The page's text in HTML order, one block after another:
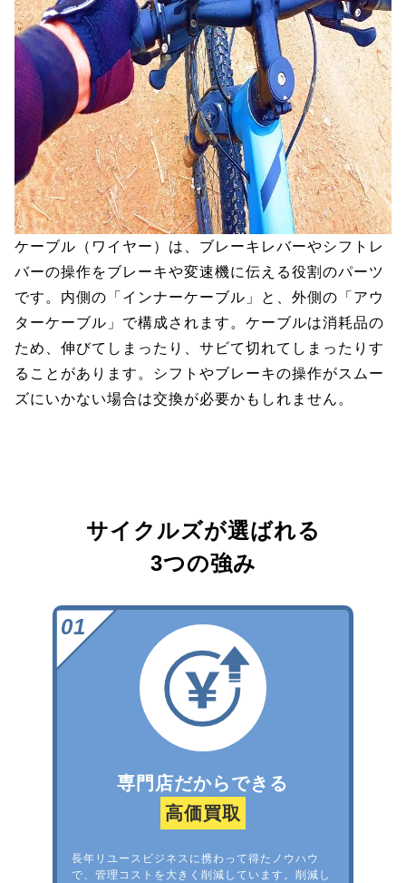
ケーブル（ワイヤー）は、ブレーキレバーやシフトレ
バーの操作をブレーキや変速機に伝える役割のパーツ
です。内側の「インナーケーブル」と、外側の「アウ
ターケーブル」で構成されます。ケーブルは消耗品の
ため、伸びてしまったり、サビて切れてしまったりす
ることがあります。シフトやブレーキの操作がスムー
ズにいかない場合は交換が必要かもしれません。
サイクルズが選ばれる
3つの強み
専門店だからできる
高価買取
長年リユースビジネスに携わって得たノウハウ
で、管理コストを大きく削減しています。削減し